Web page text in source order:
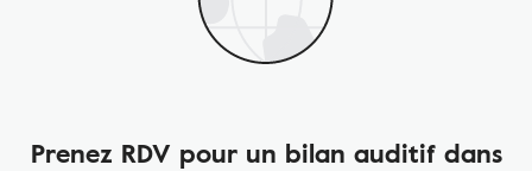
Prenez RDV pour un bilan auditif dans